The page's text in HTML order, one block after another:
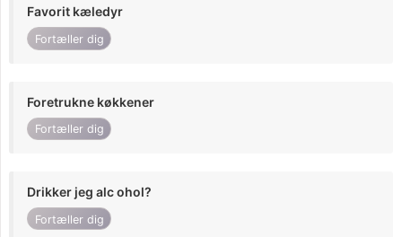
Favorit kæledyr
Fortæller dig
Foretrukne køkkener
Fortæller dig
Drikker jeg alc ohol?
Fortæller dig